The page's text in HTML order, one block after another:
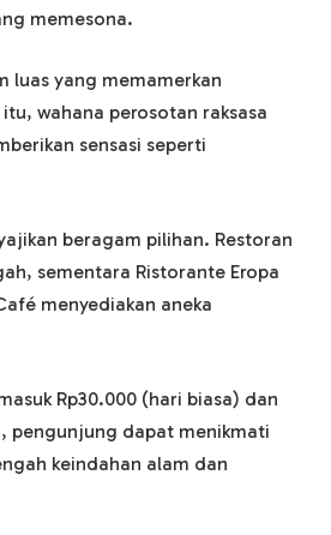
memesona.
luas yang memamerkan
wahana perosotan raksasa
sensasi seperti
beragam pilihan. Restoran
sementara Ristorante Eropa
menyediakan aneka
Rp30.000 (hari biasa) dan
pengunjung dapat menikmati
keindahan alam dan